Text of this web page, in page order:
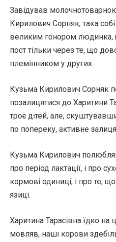
Завідував
Кирилович Сорняк, така
великим гонором людинка,
пост тільки через те, що
племінником у других.
Кузьма Кирилович Сорняк
позалицятися до Харитини
троє дітей, але,
по попереку, активне
Кузьма Кирилович
про період лактації, і про
кормові одиниці, і про те,
язиці.
Харитина Тарасівна їдко на
мовляв, наші корови